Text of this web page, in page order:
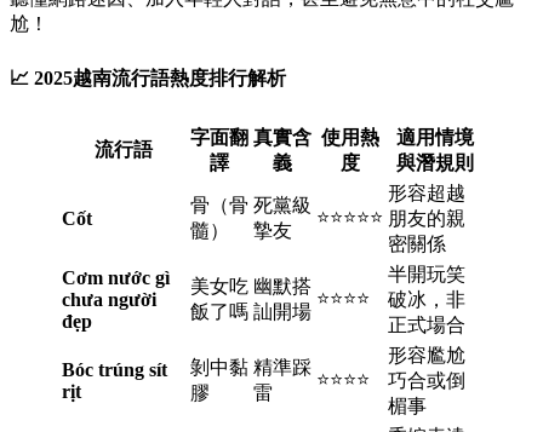
尬！
📈 2025越南流行語熱度排行解析
流行語
字面翻
譯
真實含
義
使用熱
度
適用情境
與潛規則
Cốt
骨（骨
髓）
死黨級
摯友
⭐⭐⭐⭐⭐
形容超越
朋友的親
密關係
Cơm nước gì
chưa người
đẹp
美女吃
飯了嗎
幽默搭
訕開場
⭐⭐⭐⭐
半開玩笑
破冰，非
正式場合
Bóc trúng sít
rịt
剝中黏
膠
精準踩
雷
⭐⭐⭐⭐
形容尷尬
巧合或倒
楣事